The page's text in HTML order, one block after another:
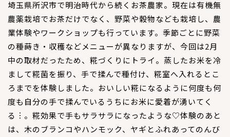
埼玉県所沢市で明治時代から続くお茶農家。現在は有機無
農薬栽培でお茶だけでなく、野菜や穀物なども栽培し、農
業体験やワークショップも行っています。季節ごとに野菜
の種蒔き・収穫などメニューが異なりますが、今回は2月
中の取材だったため、糀づくりにトライ。蒸したお米を冷
まして糀菌を振り、手で揉んで種付け、糀室へ入れるとこ
ろまでを体験しました。おいしい糀になるように何度も何
度も自分の手で揉んでいるうちにお米に愛着が湧いてく
る︙。糀効果で手もサラサラになったような♡体験のあと
は、木のブランコやハンモック、ヤギとふれあってのんび